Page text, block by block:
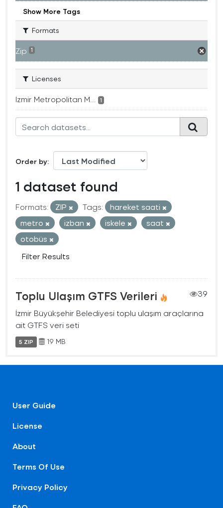
Show More Tags
Formats
Zip 1
Licenses
Izmir Metropolitan M... 1
Order by
1 dataset found
Formats: ZIP Tags:
hareket saati
metro
izban iskele
saat
otobüs
Filter Results
Toplu Ulaşım GTFS Verileri
39
İzmir Büyükşehir Belediyesi toplu ulaşım araçlarına
ait GTFS veri seti
5 ZIP 19 MB
User Guide
License
About
Terms Of Use
Privacy Policy